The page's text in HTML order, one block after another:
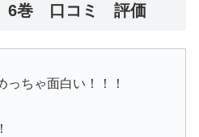
6巻 口コミ 評価
っちゃ面白い！！！